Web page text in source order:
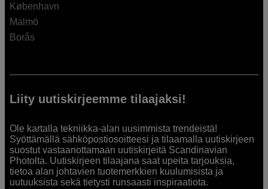
København
Malmö
Borås
Liity uutiskirjeemme tilaajaksi!
Ole kartalla tekniikka-alan uusimmista trendeistä!
Syöttämällä sähköpostiosoitteesi ja tilaamalla uutiskirjeen
suostut vastaanottamaan uutiskirjeitä Scandinavian
Photolta. Uutiskirjeen tilaajana saat upeita tarjouksia,
tietoa alan johtavien tuotemerkkien kuulumisista ja
uutuuksista sekä tietysti runsaasti inspiraatiota.